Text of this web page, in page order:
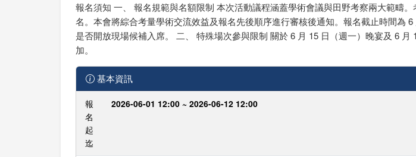
報名須知 一、 報名規範與名額限制 本次活動議程涵蓋學術會議與田野考察兩大範疇
名。本會將綜合考量學術交流效益及報名先後順序進行審核後通知。報名截止時間為
是否開放現場候補入席。 二、 特殊場次參與限制 關於 6 月 15 日（週一）晚宴及 6
加。
基本資訊
報
名
起
迄
2026-06-01 12:00 ~ 2026-06-12 12:00